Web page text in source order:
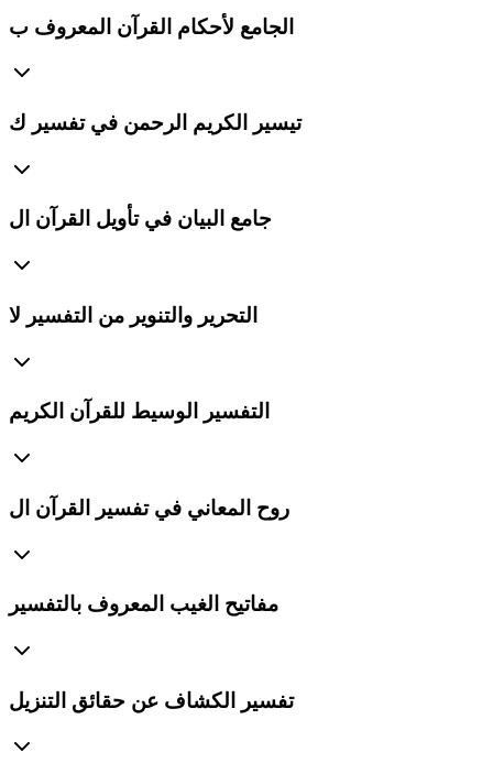
الجامع لأحكام القرآن المعروف ب
تيسير الكريم الرحمن في تفسير ك
جامع البيان في تأويل القرآن ال
التحرير والتنوير من التفسير لا
التفسير الوسيط للقرآن الكريم
روح المعاني في تفسير القرآن ال
مفاتيح الغيب المعروف بالتفسير
تفسير الكشاف عن حقائق التنزيل